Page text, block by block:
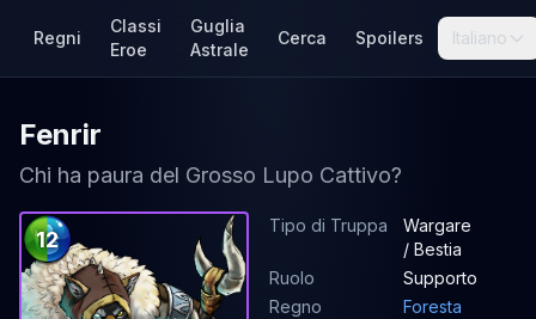
Regni
Classi
Eroe
Guglia
Astrale
Cerca Spoilers Italiano
Fenrir
Chi ha paura del Grosso Lupo Cattivo?
12
Tipo di Truppa
Wargare
/ Bestia
Ruolo
Supporto
Regno
Foresta